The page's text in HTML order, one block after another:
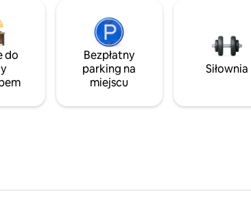
do
Bezpłatny
parking na
miejscu
Siłownia